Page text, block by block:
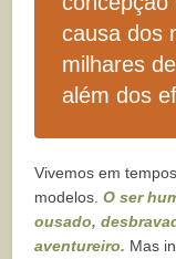
causa dos
milhares
além dos
Vivemos em
modelos.O ser
ousado,
aventureiro. Mas